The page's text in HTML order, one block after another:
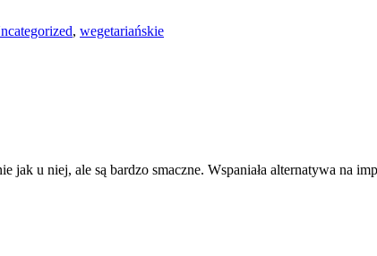
, wegetariańskie
jak u niej, ale są bardzo smaczne. Wspaniała alternatywa na